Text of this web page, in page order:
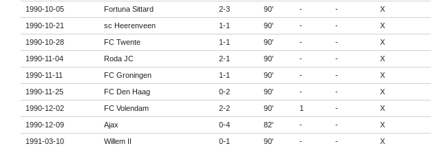
1990-10-05
Fortuna Sittard 2-3 90' - - X
1990-10-21
sc Heerenveen 1-1 90' - - X
1990-10-28
FC Twente 1-1 90' - - X
1990-11-04
Roda JC 2-1 90' - - X
1990-11-11
FC Groningen 1-1 90' - - X
1990-11-25
FC Den Haag 0-2 90' - - X
1990-12-02
FC Volendam 2-2 90' 1 - X
1990-12-09
Ajax 0-4 82' - - X
1991-03-10
Willem II 0-1 90' - - X